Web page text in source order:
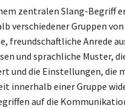
zentralen Slang-Begriff
verschiedener Gruppen
freundschaftliche Anrede
und sprachliche Muster,
und die Einstellungen, die
innerhalb einer Gruppe
auf die